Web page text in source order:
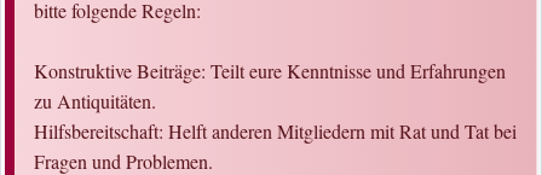
bitte folgende Regeln:
Konstruktive Beiträge: Teilt eure Kenntnisse und Erfahrungen
zu Antiquitäten.
Hilfsbereitschaft: Helft anderen Mitgliedern mit Rat und Tat bei
Fragen und Problemen.